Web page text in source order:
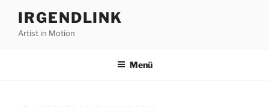
Inhalt
springen
IRGENDLINK
Artist in Motion
Menü